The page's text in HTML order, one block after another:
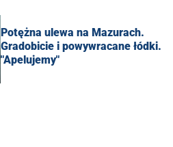
Potężna ulewa na Mazurach.
Gradobicie i powywracane łódki.
"Apelujemy"